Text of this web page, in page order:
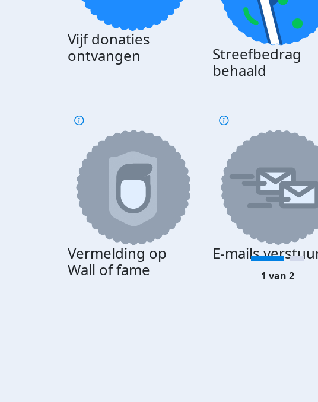
Vijf donaties
ontvangen
Streefbedrag
behaald
Vermelding op
Wall of fame
E-mails
1 van 2